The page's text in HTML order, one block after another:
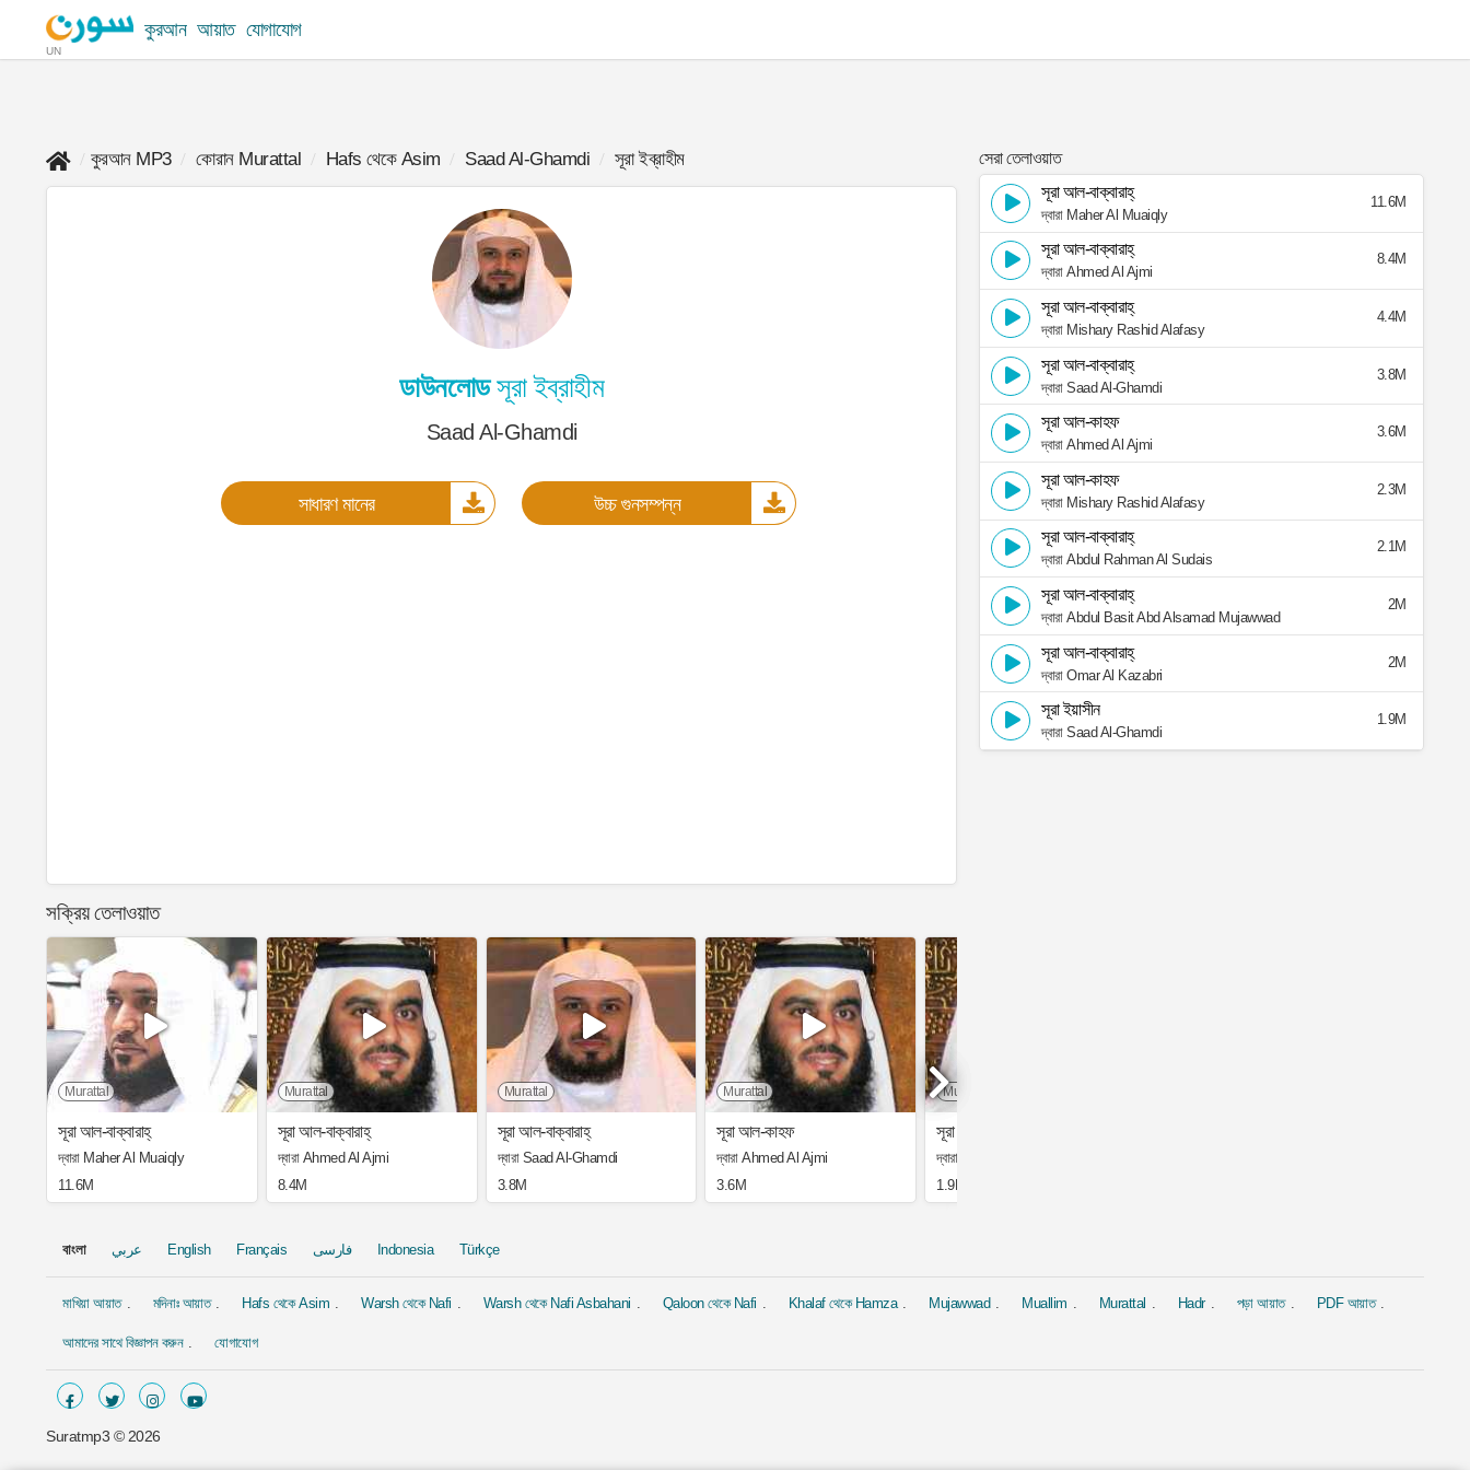
UN
কুরআন আয়াত যোগাযোগ
কুরআন MP3 কোরান Murattal Hafs থেকে Asim Saad Al-Ghamdi সূরা ইব্রাহীম
ডাউনলোডসূরা ইব্রাহীম
Saad Al-Ghamdi
সাধারণ মানের উচ্চ গুনসম্পন্ন
সক্রিয় তেলাওয়াত
Murattal
সূরা আল-বাক্বারাহ্
দ্বারা Maher Al Muaiqly
11.6M
Murattal
সূরা আল-বাক্বারাহ্
দ্বারা Ahmed Al Ajmi
8.4M
Murattal
সূরা আল-বাক্বারাহ্
দ্বারা Saad Al-Ghamdi
3.8M
Murattal
সূরা আল-কাহফ
দ্বারা Ahmed Al Ajmi
3.6M
Murattal
সূরা ইয়াসীন
দ্বারা Ahmed Al Ajmi
1.9M
সেরা তেলাওয়াত
সূরা আল-বাক্বারাহ্
দ্বারা Maher Al Muaiqly
11.6M
সূরা আল-বাক্বারাহ্
দ্বারা Ahmed Al Ajmi
8.4M
সূরা আল-বাক্বারাহ্
দ্বারা Mishary Rashid Alafasy
4.4M
সূরা আল-বাক্বারাহ্
দ্বারা Saad Al-Ghamdi
3.8M
সূরা আল-কাহফ
দ্বারা Ahmed Al Ajmi
3.6M
সূরা আল-কাহফ
দ্বারা Mishary Rashid Alafasy
2.3M
সূরা আল-বাক্বারাহ্
দ্বারা Abdul Rahman Al Sudais
2.1M
সূরা আল-বাক্বারাহ্
দ্বারা Abdul Basit Abd Alsamad Mujawwad
2M
সূরা আল-বাক্বারাহ্
দ্বারা Omar Al Kazabri
2M
সূরা ইয়াসীন
দ্বারা Saad Al-Ghamdi
1.9M
বাংলা عربي English Français فارسی Indonesia Türkçe
মাখিয়া আয়াত মদিনাঃ আয়াত Hafs থেকে Asim Warsh থেকে Nafi Warsh থেকে Nafi Asbahani Qaloon থেকে Nafi Khalaf থেকে Hamza Mujawwad Muallim Murattal Hadr পড়া আয়াত PDF আয়াত
আমাদের সাথে বিজ্ঞাপন করুন যোগাযোগ
Suratmp3 © 2026